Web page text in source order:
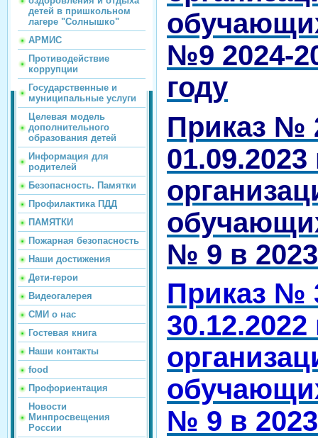
детей в пришкольном
лагере "Солнышко"
АРМИС
Противодействие
коррупции
Государственные и
муниципальные услуги
Целевая модель
дополнительного
образования детей
Информация для
родителей
Безопасность. Памятки
Профилактика ПДД
ПАМЯТКИ
Пожарная безопасность
Наши достижения
Дети-герои
Видеогалерея
СМИ о нас
Гостевая книга
Наши контакты
food
Профориентация
Новости
Минпросвещения
России
№9 2024-
году
Приказ №
№ 9 в
Приказ №
№ 9 в